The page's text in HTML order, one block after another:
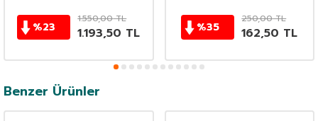
%23
1.550,00TL
1.193,50 TL %35
250,00TL
162,50 TL
Benzer Ürünler